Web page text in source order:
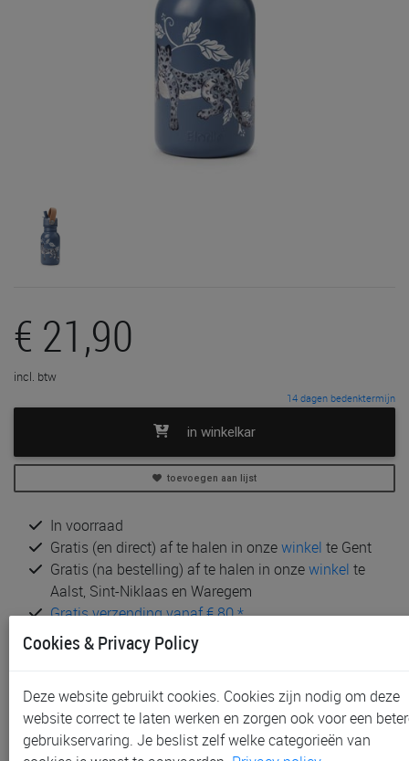
€ 21,90
incl. btw
14 dagen bedenktermijn
in winkelkar
toevoegen aan lijst
In voorraad
Gratis (en direct) af te halen in onzewinkel te Gent
Gratis (na bestelling) af te halen in onzewinkel te
Aalst, Sint-Niklaas en Waregem
Gratis verzending vanaf € 80 *
Cookies & Privacy Policy
Deze website gebruikt cookies. Cookies zijn nodig om deze
website correct te laten werken en zorgen ook voor een
gebruikservaring. Je beslist zelf welke categorieën van